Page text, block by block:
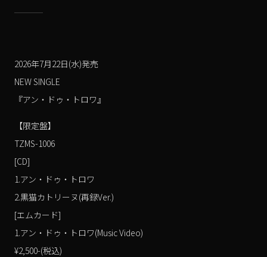
2026年7月22日(水)発売
NEW SINGLE
『アン・ドゥ・トロワ』
【限定盤】
TZMS-1006
[CD]
1.アン・ドゥ・トロワ
2.黒猫カトリーヌ(再録Ver.)
[エムカード]
1.アン・ドゥ・トロワ(Music Video)
¥2,500-(税込)